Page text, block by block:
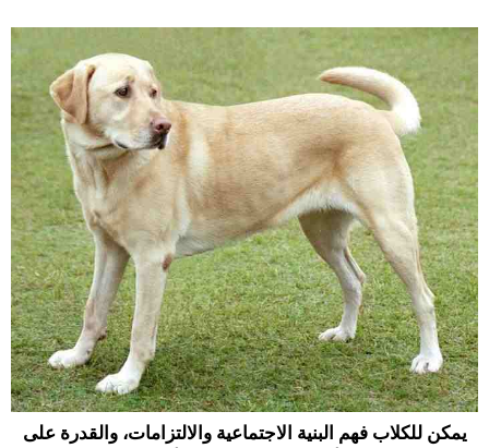
يمكن للكلاب فهم البنية الاجتماعية والالتزامات، والقدرة على